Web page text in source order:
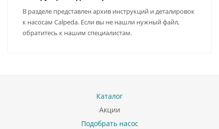
В разделе представлен архив инструкций и деталировок
к насосам Calpeda. Если вы не нашли нужный файл,
обратитесь к нашим специалистам.
Каталог
Акции
Подобрать насос